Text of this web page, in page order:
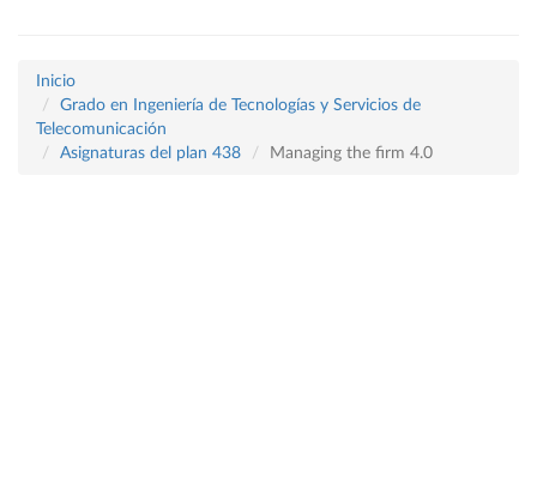
Inicio
Grado en Ingeniería de Tecnologías y Servicios de
Telecomunicación
Asignaturas del plan 438
Managing the firm 4.0